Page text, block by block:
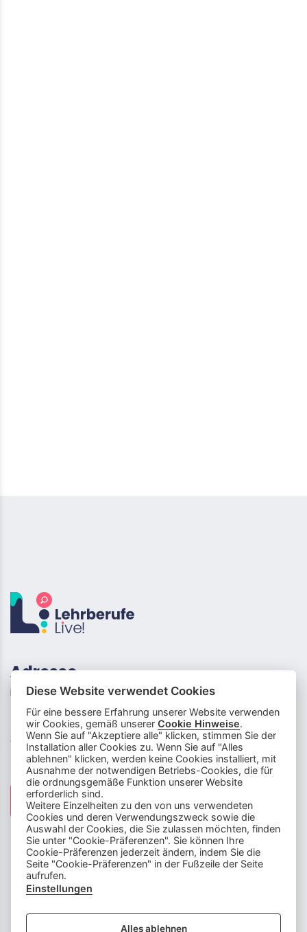
Stelle mir hier Fragen zu
Lehrberufen und zeige mir Videos.
Beispiele: «Zeige mir Videos von
ich eine Schnupperlehre als
info
Dieser Chatbot wird von Künstlicher
Intelligenz unterstützt. Er wertet unsere
Plattform aus und nutzt externe Quellen.
Der Chatbot kann Fehler machen oder
ungenaue Informationen liefern. Bitte
Gespräch nicht als einzige Quelle. Es
Adresse
info (at) lehrberufe-live.ch
Neufeldstrasse 5
3012 Bern
Social Media
Disclaimer & Impressum|Cookie-Präferenzen
Diese Website verwendet Cookies
Für eine bessere Erfahrung unserer Website verwenden
wir Cookies, gemäß unsererCookie Hinweise.
Wenn Sie auf "Akzeptiere alle" klicken, stimmen Sie der
Installation aller Cookies zu. Wenn Sie auf "Alles
ablehnen" klicken, werden keine Cookies installiert, mit
Ausnahme der notwendigen Betriebs-Cookies, die für
die ordnungsgemäße Funktion unserer Website
erforderlich sind.
Weitere Einzelheiten zu den von uns verwendeten
Cookies und deren Verwendungszweck sowie die
Auswahl der Cookies, die Sie zulassen möchten, finden
Sie unter "Cookie-Präferenzen". Sie können Ihre
Cookie-Präferenzen jederzeit ändern, indem Sie die
Seite "Cookie-Präferenzen" in der Fußzeile der Seite
aufrufen.
Einstellungen
Alles ablehnen